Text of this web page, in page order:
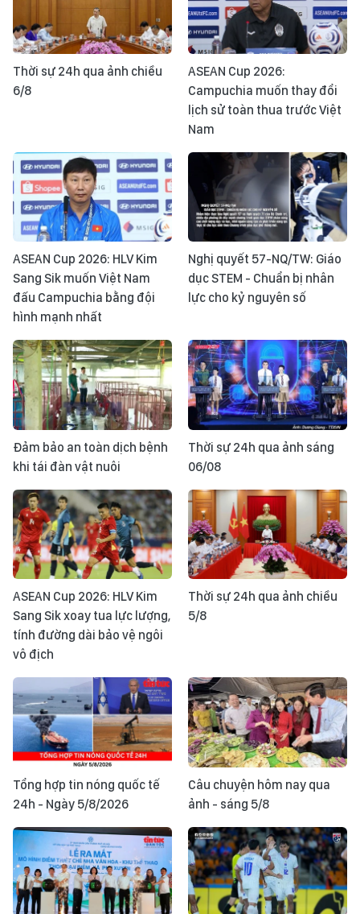
Thời sự 24h qua ảnh chiều
6/8
ASEAN Cup 2026:
Campuchia muốn thay đổi
lịch sử toàn thua trước Việt
Nam
ASEAN Cup 2026: HLV Kim
Sang Sik muốn Việt Nam
đấu Campuchia bằng đội
hình mạnh nhất
Nghị quyết 57-NQ/TW: Giáo
dục STEM - Chuẩn bị nhân
lực cho kỷ nguyên số
Đảm bảo an toàn dịch bệnh
khi tái đàn vật nuôi
Thời sự 24h qua ảnh sáng
06/08
ASEAN Cup 2026: HLV Kim
Sang Sik xoay tua lực lượng,
tính đường dài bảo vệ ngôi
vô địch
Thời sự 24h qua ảnh chiều
5/8
Tổng hợp tin nóng quốc tế
24h - Ngày 5/8/2026
Câu chuyện hôm nay qua
ảnh - sáng 5/8